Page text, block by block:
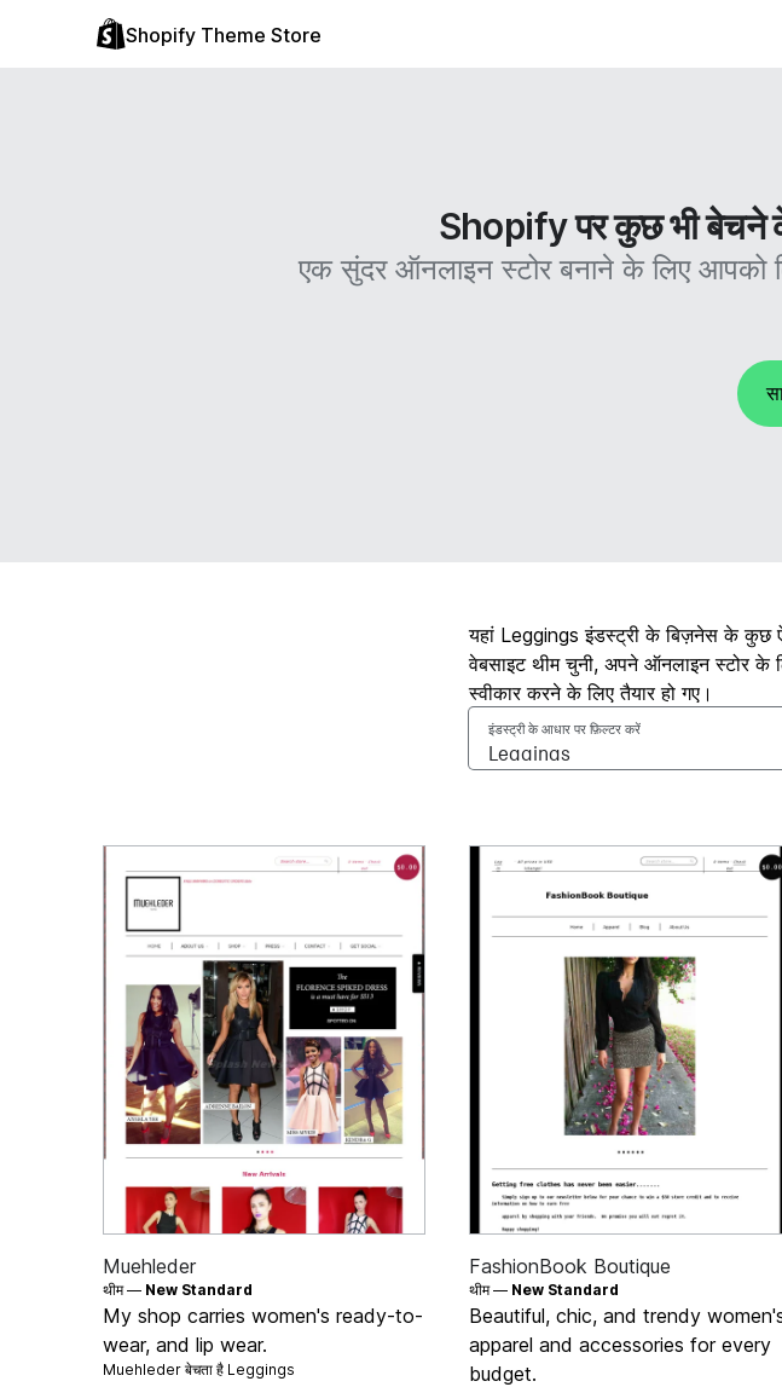
Shopify Theme Store
Shopify पर कुछ भी बेचने
एक सुंदर ऑनलाइन स्टोर बनाने के लिए आपको
यहां Leggings इंडस्ट्री के बिज़नेस के कुछ
वेबसाइट थीम चुनी, अपने ऑनलाइन स्टोर के
स्वीकार करने के लिए तैयार हो गए।
इंडस्ट्री के आधार पर फ़िल्टर करें
Muehleder
थीम — New Standard
My shop carries women's ready-to-
wear, and lip wear.
Muehleder बेचता है Leggings
FashionBook Boutique
थीम — New Standard
Beautiful, chic, and trendy
apparel and accessories for every
budget.